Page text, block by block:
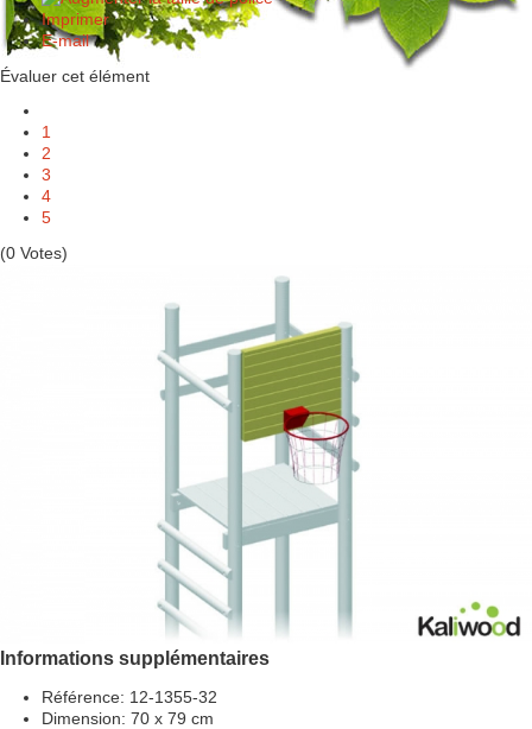
Imprimer
E-mail
Évaluer cet élément
1
2
3
4
5
(0 Votes)
Informations supplémentaires
Référence: 12-1355-32
Dimension: 70 x 79 cm